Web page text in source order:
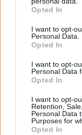
grant or deny
use your data for
consent section.
Opted In
I want to opt-
Personal Data.
Opted In
I want to opt-
Personal Data
Opted In
I want to opt-
Retention,
Personal Data
Purposes for
Opted In